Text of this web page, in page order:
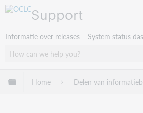
Support
Informatie over releases System status
Mondiale hiërarchie uitvouwen
Home Delen van